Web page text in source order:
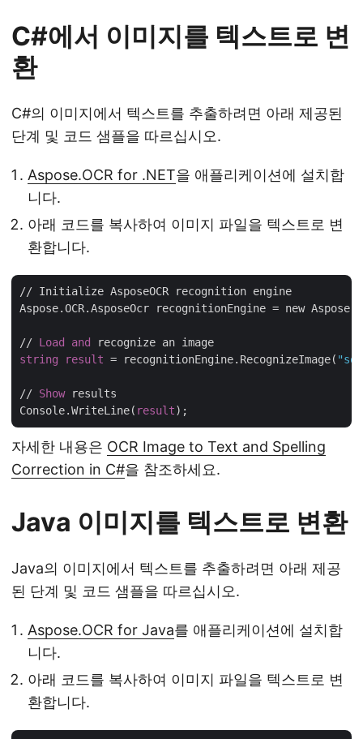
C#에서 이미지를 텍스트로 변
환
C#의 이미지에서 텍스트를 추출하려면 아래 제공된
단계 및 코드 샘플을 따르십시오.
Aspose.OCR for .NET을 애플리케이션에 설치합
니다.
아래 코드를 복사하여 이미지 파일을 텍스트로 변
환합니다.
// Initialize AsposeOCR recognition engine
Aspose.OCR.AsposeOcr recognitionEngine = new
// Load and
string
result = recognitionEngine.RecognizeImage(
// Show results
Console.WriteLine( result
자세한 내용은 OCR Image to Text and Spelling
Correction in C#을 참조하세요.
Java 이미지를 텍스트로 변환
Java의 이미지에서 텍스트를 추출하려면 아래 제공
된 단계 및 코드 샘플을 따르십시오.
Aspose.OCR for Java를 애플리케이션에 설치합
니다.
아래 코드를 복사하여 이미지 파일을 텍스트로 변
환합니다.